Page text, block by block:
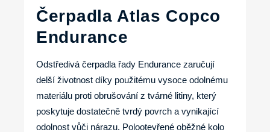
Čerpadla Atlas Copco
Endurance
Odstředivá čerpadla řady Endurance zaručují
delší životnost díky použitému vysoce odolnému
materiálu proti obrušování z tvárné litiny, který
poskytuje dostatečně tvrdý povrch a vynikající
odolnost vůči nárazu. Polootevřené oběžné kolo